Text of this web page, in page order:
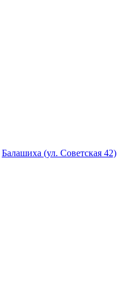
Балашиха (ул. Советская 42)